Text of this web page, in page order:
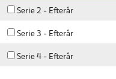
Serie 2 - Efterår
Serie 3 - Efterår
Serie 4 - Efterår